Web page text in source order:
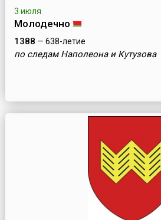
3 июля
Молодечно
1388 — 638-летие
по следам Наполеона и Кутузова